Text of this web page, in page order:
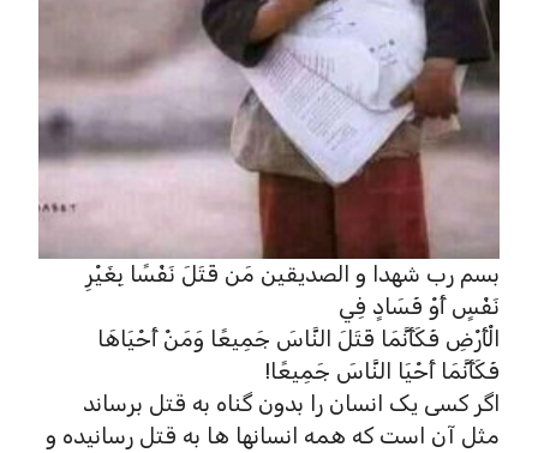
بسم رب شهدا و الصدیقین مَن قَتَلَ نَفْسًا بِغَيْرِ
نَفْسٍ أَوْ فَسَادٍ فِي
الْأَرْضِ فَكَأَنَّمَا قَتَلَ النَّاسَ جَمِيعًا وَمَنْ أَحْيَاهَا
فَكَأَنَّمَا أَحْيَا النَّاسَ جَمِيعًا!
اگر کسی یک انسان را بدون گناه به قتل برساند
مثل آن است که همه انسانها ها به قتل رسانیده و